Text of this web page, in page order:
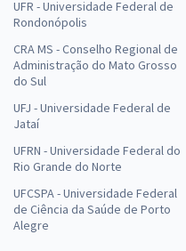
UFR - Universidade Federal de
Rondonópolis
CRA MS - Conselho Regional de
Administração do Mato Grosso
do Sul
UFJ - Universidade Federal de
Jataí
UFRN - Universidade Federal do
Rio Grande do Norte
UFCSPA - Universidade Federal
de Ciência da Saúde de Porto
Alegre